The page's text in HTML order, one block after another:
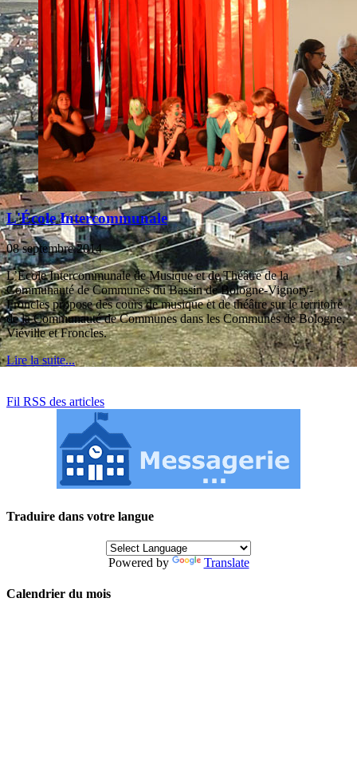
L'École Intercommunale
08 septembre 2014
L’Ecole Intercommunale de Musique et de Théâtre de la
Communauté de Communes du Bassin de Bologne-Vignory-
Froncles propose des cours de musique et de théâtre sur le territoire
de la Communauté de Communes dans les Communes de Bologne,
Viéville et Froncles.
Lire la suite...
Fil RSS des articles
Traduire dans votre langue
Powered by Translate
Calendrier du mois